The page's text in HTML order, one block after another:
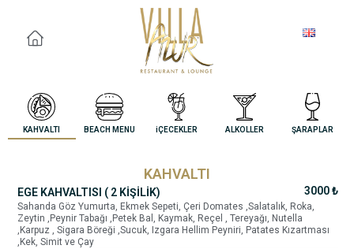
KAHVALTI BEACH MENU iÇECEKLER ALKOLLER ŞARAPLAR
KAHVALTI
EGE KAHVALTISI ( 2 KİŞİLİK) 3000 ₺
Sahanda Göz Yumurta, Ekmek Sepeti, Çeri Domates ,Salatalık, Roka,
Zeytin ,Peynir Tabağı ,Petek Bal, Kaymak, Reçel , Tereyağı, Nutella
,Karpuz , Sigara Böreği ,Sucuk, Izgara Hellim Peyniri, Patates Kızartması
,Kek, Simit ve Çay